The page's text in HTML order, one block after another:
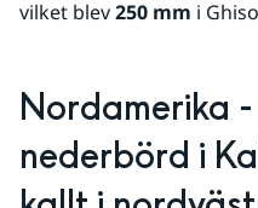
vilket blev 250 mm i
Nordamerika
nederbörd i